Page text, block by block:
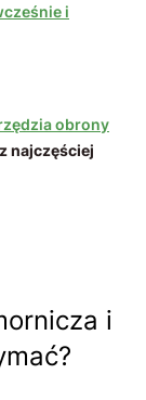
i
obrony
najczęściej